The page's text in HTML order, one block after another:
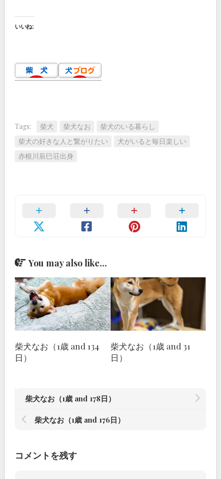
いいね:
Tags: 柴犬 柴犬なお
柴犬のいる暮らし
柴犬の好きな人と繋がりたい
犬がいると毎日楽しい
赤根川辰巳荘出身
You may also like...
柴犬なお（1歳 and 134
日）
柴犬なお（1歳 and 31
日）
柴犬なお（1歳 and 178日）
柴犬なお（1歳 and 176日）
コメントを残す